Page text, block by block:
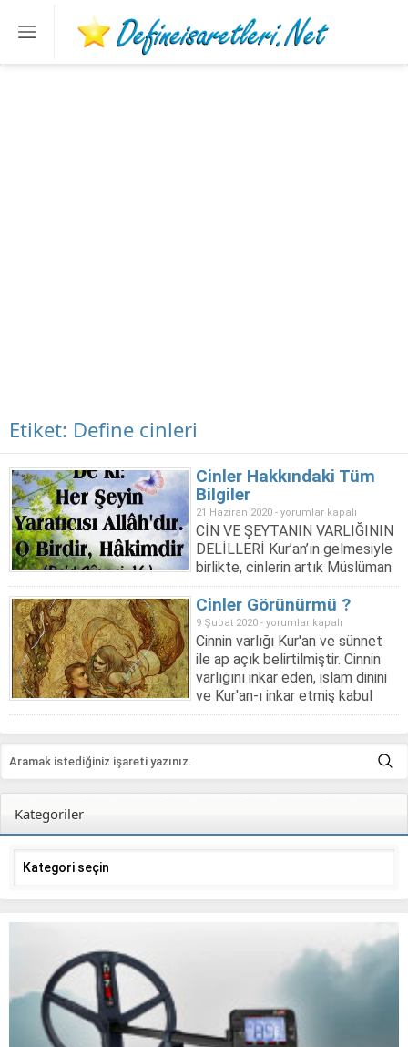
Etiket: Define cinleri
Cinler Hakkındaki Tüm
Bilgiler
21 Haziran 2020 - Cinler
Hakkındaki
Tüm
Bilgiler
için
yorumlar kapalı
CİN VE ŞEYTANIN VARLIĞININ
DELİLLERİ Kur’an’ın gelmesiyle
birlikte, cinlerin artık Müslüman
ve kafir diye ikiye ayrıldıkları
özellikle vurgulanmaktadır. -
KUR-AN'DAN DELİLLER 1-"Ey
Muhammed! Kur'an'ı dinleyecek
cinlerden bir takımını sana
yöneltmiştir. Ahkaf:29 2- "Ey cin
ve insan topluluğu! Size
ayetlerimizi anlatan ve bugünle
karşılaşmanızdan sizi...
Cinler Görünürmü ?
9 Şubat 2020 - Cinler
Görünürmü
?
için
yorumlar kapalı
Cinnin varlığı Kur'an ve sünnet
ile ap açık belirtilmiştir. Cinnin
varlığını inkar eden, islam dinini
ve Kur'an-ı inkar etmiş kabul
edilir. öncelikle bunu bilmelisiniz.
konuya gelince; Cinlerin tam
görünmesi imkansızdır, Ancak
Kategoriler
Kategoriler